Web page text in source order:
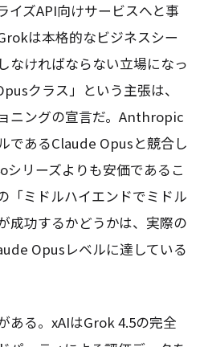
イズAPI向けサービスへと事
は本格的なビジネスシー
なければならない立場になっ
クラス」という主張は、
ニングの宣言だ。Anthropic
であるClaude Opusと競合し
シリーズよりも安価であるこ
「ミドルハイエンドでミドル
成功するかどうかは、実際の
Opusレベルに達している
ある。xAIはGrok 4.5の完全